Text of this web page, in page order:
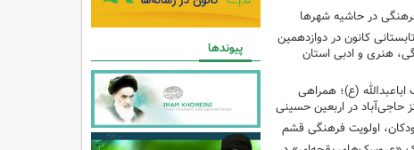
در حاشیه شهرها
کانون در دوازدهمین
هنری و ادبی استان
(ع)؛ همراهی
حاجی‌آباد در اربعین حسینی
اولویت فرهنگی قشم
پیوندها